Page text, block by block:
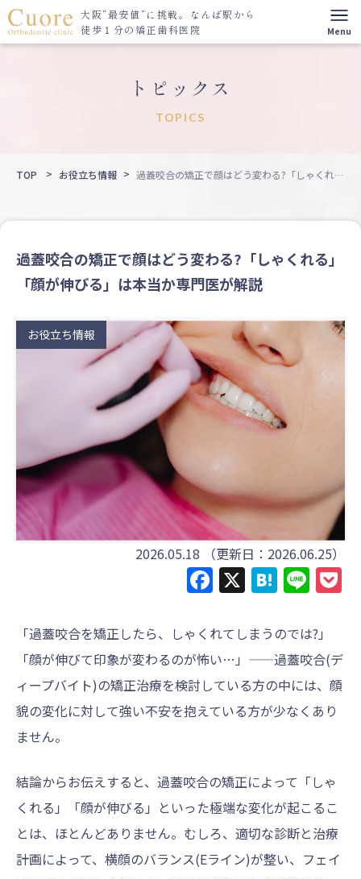
大阪”最安値”に挑戦。 なんば駅から
徒歩１分の矯正歯科医院
トピックス
TOPICS
TOP お役立ち情報
過蓋咬合の矯正で顔はどう変わる?「しゃくれ
過蓋咬合の矯正で顔はどう変わる?「しゃくれる」
「顔が伸びる」は本当か専門医が解説
お役立ち情報
2026.05.18 （更新日：2026.06.25）
Facebook
X Line
「過蓋咬合を矯正したら、しゃくれてしまうのでは?」
「顔が伸びて印象が変わるのが怖い…」——過蓋咬合(デ
ィープバイト)の矯正治療を検討している方の中には、顔
貌の変化に対して強い不安を抱えている方が少なくあり
ません。
結論からお伝えすると、過蓋咬合の矯正によって「しゃ
くれる」「顔が伸びる」といった極端な変化が起こるこ
とは、ほとんどありません。むしろ、適切な診断と治療
計画によって、横顔のバランス(Eライン)が整い、フェイ